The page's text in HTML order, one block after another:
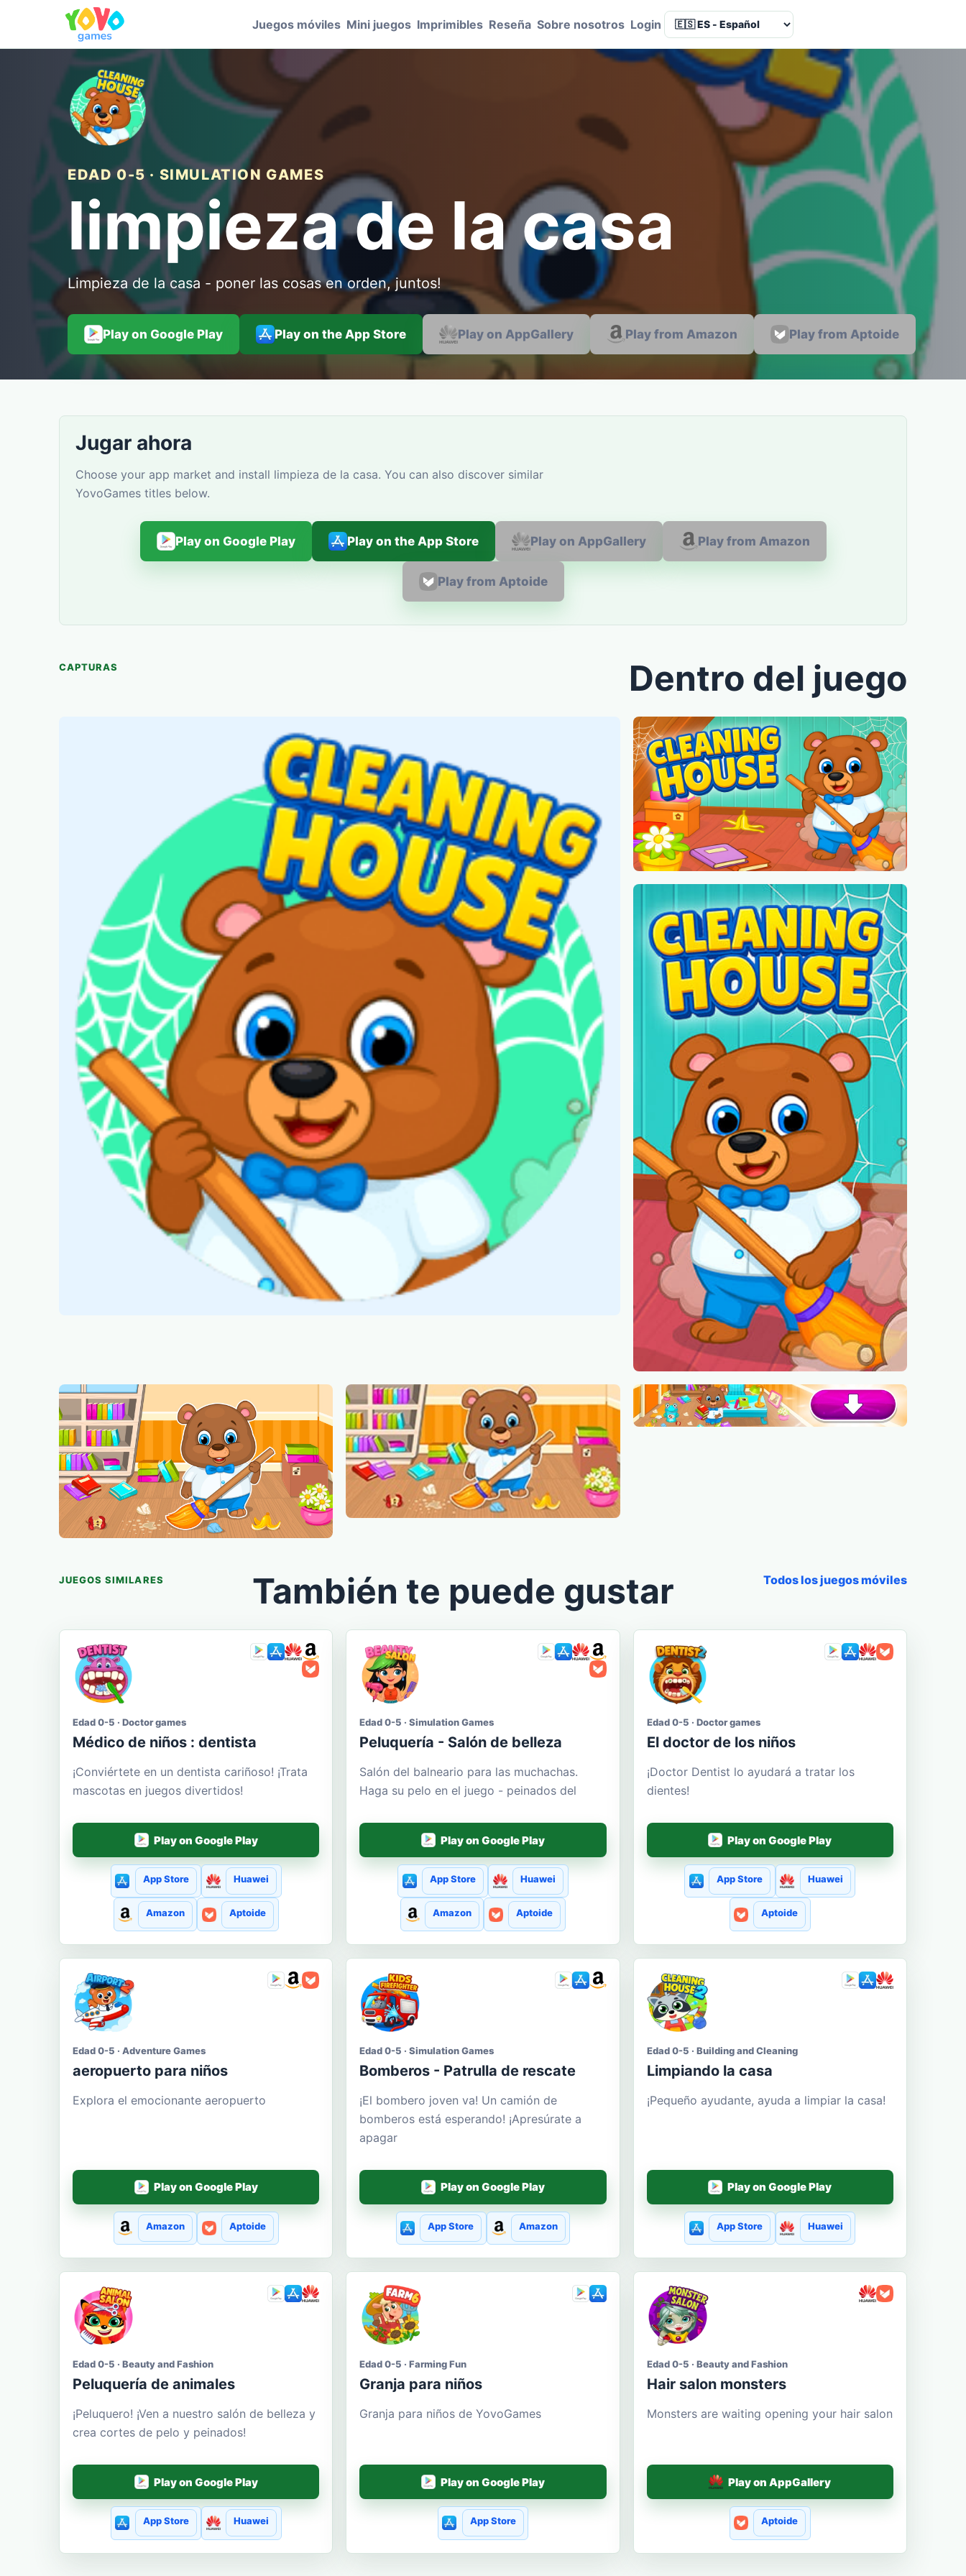
Juegos móviles Mini juegos Imprimibles Reseña Sobre nosotros Login Language
EDAD 0-5 · SIMULATION GAMES
limpieza de la casa
Limpieza de la casa - poner las cosas en orden, juntos!
Play on Google Play Play on the App Store Play on AppGallery Play from Amazon Play from Aptoide
Jugar ahora
Choose your app market and install limpieza de la casa. You can also discover similar
YovoGames titles below.
Play on Google Play Play on the App Store Play on AppGallery Play from Amazon
Play from Aptoide
CAPTURAS Dentro del juego
JUEGOS SIMILARES También te puede gustar Todos los juegos móviles
Edad 0-5 · Doctor games
Médico de niños : dentista
¡Conviértete en un dentista cariñoso! ¡Trata
mascotas en juegos divertidos!
Play on Google Play
App Store Huawei
Amazon Aptoide
Edad 0-5 · Simulation Games
Peluquería - Salón de belleza
Salón del balneario para las muchachas.
Haga su pelo en el juego - peinados del
Play on Google Play
App Store Huawei
Amazon Aptoide
Edad 0-5 · Doctor games
El doctor de los niños
¡Doctor Dentist lo ayudará a tratar los
dientes!
Play on Google Play
App Store Huawei
Aptoide
Edad 0-5 · Adventure Games
aeropuerto para niños
Explora el emocionante aeropuerto
Play on Google Play
Amazon Aptoide
Edad 0-5 · Simulation Games
Bomberos - Patrulla de rescate
¡El bombero joven va! Un camión de
bomberos está esperando! ¡Apresúrate a
apagar
Play on Google Play
App Store Amazon
Edad 0-5 · Building and Cleaning
Limpiando la casa
¡Pequeño ayudante, ayuda a limpiar la casa!
Play on Google Play
App Store Huawei
Edad 0-5 · Beauty and Fashion
Peluquería de animales
¡Peluquero! ¡Ven a nuestro salón de belleza y
crea cortes de pelo y peinados!
Play on Google Play
App Store Huawei
Edad 0-5 · Farming Fun
Granja para niños
Granja para niños de YovoGames
Play on Google Play
App Store
Edad 0-5 · Beauty and Fashion
Hair salon monsters
Monsters are waiting opening your hair salon
Play on AppGallery
Aptoide